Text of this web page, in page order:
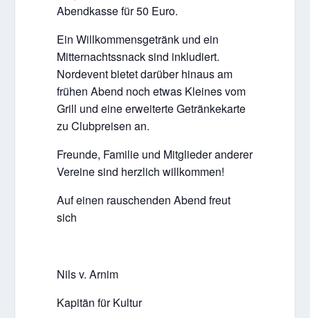
Abendkasse für 50 Euro.
Ein Willkommensgetränk und ein
Mitternachtssnack sind inkludiert.
Nordevent bietet darüber hinaus am
frühen Abend noch etwas Kleines vom
Grill und eine erweiterte Getränkekarte
zu Clubpreisen an.
Freunde, Familie und Mitglieder anderer
Vereine sind herzlich willkommen!
Auf einen rauschenden Abend freut
sich
Nils v. Arnim
Kapitän für Kultur